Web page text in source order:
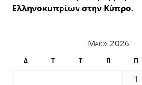
Ελληνοκυπρίων στην Κύπρο.
Μάιος 2026
Δ Τ Τ Π Π
1